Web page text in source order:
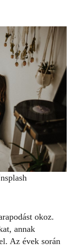
okoz.
annak
Az évek során